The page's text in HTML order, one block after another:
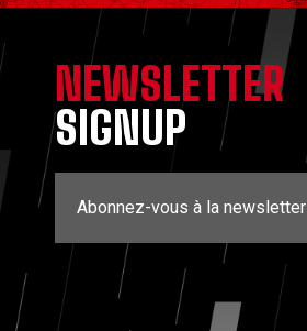
NEWSLETTER
SIGNUP
Abonnez-vous à la newsletter